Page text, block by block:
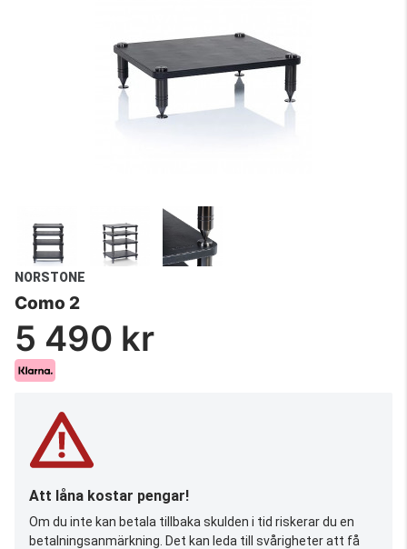
NORSTONE
Como 2
5 490 kr
Att låna kostar pengar!
Om du inte kan betala tillbaka skulden i tid riskerar du en
betalningsanmärkning. Det kan leda till svårigheter att få